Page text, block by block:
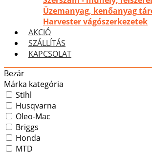
Üzemanyag, kenőanyag
Harvester vágószerkezetek
AKCIÓ
SZÁLLÍTÁS
KAPCSOLAT
Bezár
Márka kategória
Stihl
Husqvarna
Oleo-Mac
Briggs
Honda
MTD